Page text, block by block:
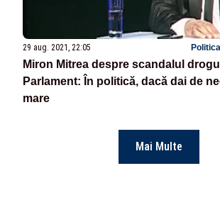
29 aug. 2021, 22:05
Miron Mitrea despre scandalul
Parlament: În politică, dacă dai de
mare
Mai Multe